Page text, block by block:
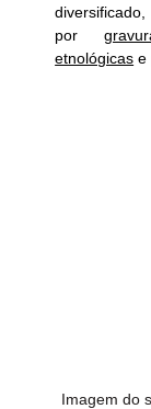
por
etnológicas e
Imagem do